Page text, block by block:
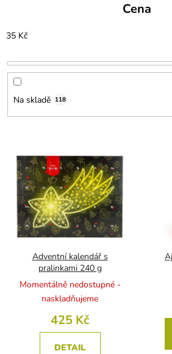
í
p
o
Cena
35 Kč
Na skladě 118
Adventní kalendář s
pralinkami 240 g
Momentálně nedostupné -
naskladňujeme
425 Kč
DETAIL